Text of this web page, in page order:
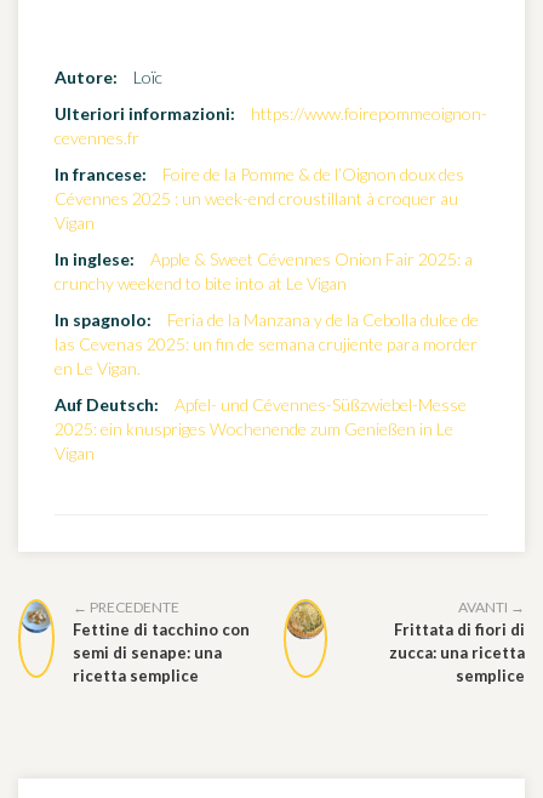
Autore:
Loïc
Ulteriori informazioni:
https://www.foirepommeoignon-
cevennes.fr
In francese:
Foire de la Pomme & de l’Oignon doux des
Cévennes 2025 : un week-end croustillant à croquer au
Vigan
In inglese:
Apple & Sweet Cévennes Onion Fair 2025: a
crunchy weekend to bite into at Le Vigan
In spagnolo:
Feria de la Manzana y de la Cebolla dulce de
las Cevenas 2025: un fin de semana crujiente para morder
en Le Vigan.
Auf Deutsch:
Apfel- und Cévennes-Süßzwiebel-Messe
2025: ein knuspriges Wochenende zum Genießen in Le
Vigan
← PRECEDENTE
Fettine di tacchino con
semi di senape: una
ricetta semplice
AVANTI →
Frittata di fiori di
zucca: una ricetta
semplice